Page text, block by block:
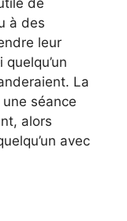
de
à des
leur
La
séance
alors
avec